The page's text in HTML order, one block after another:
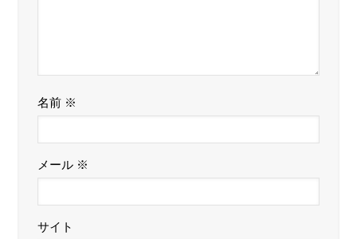
名前 ※
メール ※
サイト